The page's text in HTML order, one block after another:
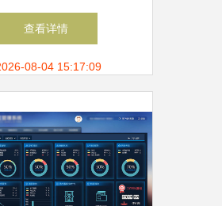
前景展望
查看详情
08-04 15:17:09